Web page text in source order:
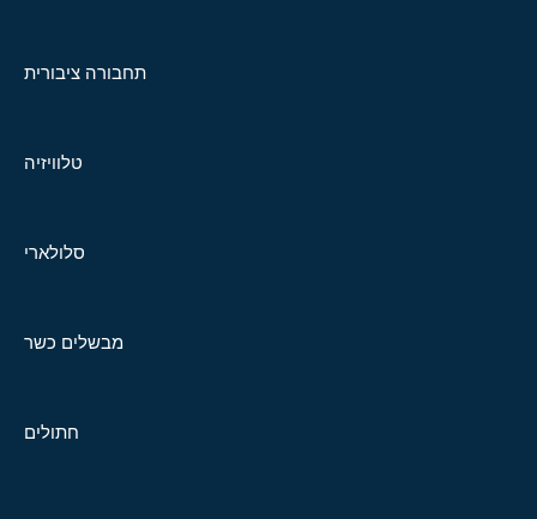
תחבורה ציבורית
טלוויזיה
סלולארי
מבשלים כשר
חתולים